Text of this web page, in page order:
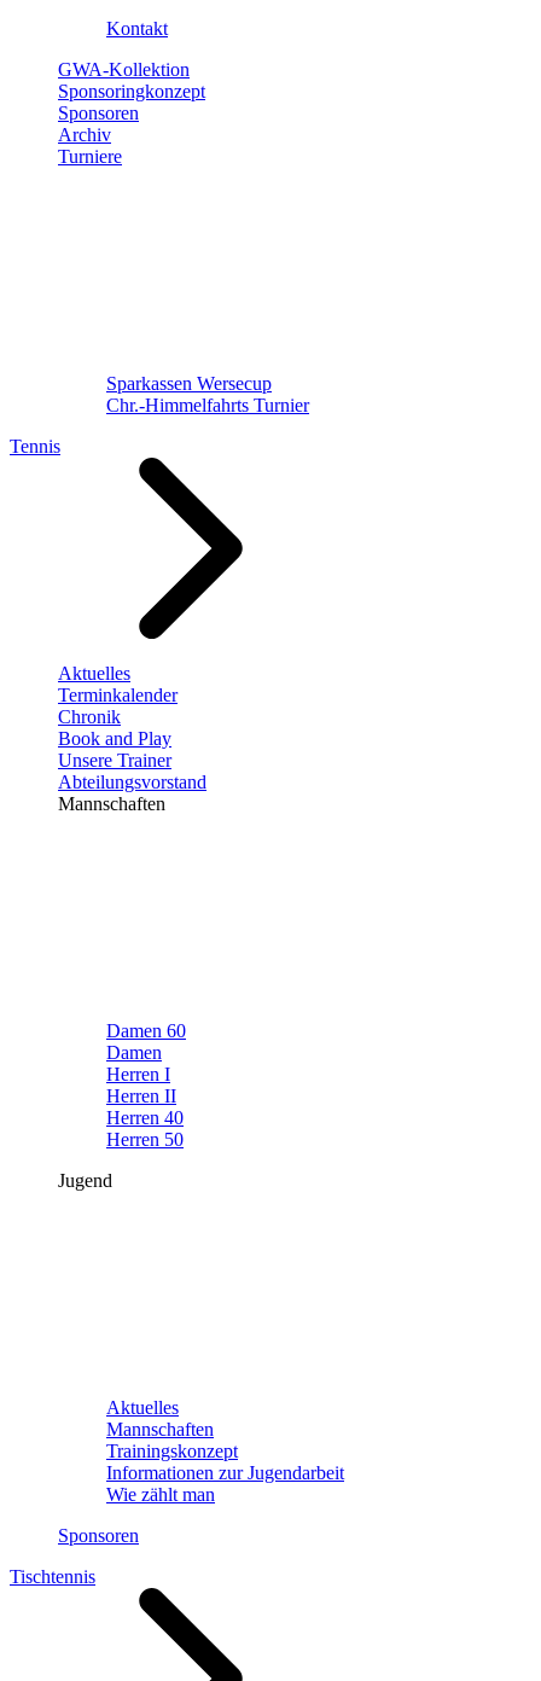
Kontakt
GWA-Kollektion
Sponsoringkonzept
Sponsoren
Archiv
Turniere
Sparkassen Wersecup
Chr.-Himmelfahrts Turnier
Tennis
Aktuelles
Terminkalender
Chronik
Book and Play
Unsere Trainer
Abteilungsvorstand
Mannschaften
Damen 60
Damen
Herren I
Herren II
Herren 40
Herren 50
Jugend
Aktuelles
Mannschaften
Trainingskonzept
Informationen zur Jugendarbeit
Wie zählt man
Sponsoren
Tischtennis